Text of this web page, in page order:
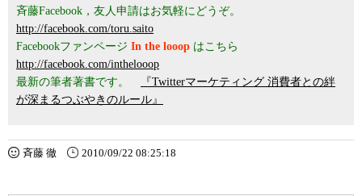
斉藤Facebook，友人申請はお気軽にどうぞ。
http://facebook.com/toru.saito
Facebookファンページ In the looop はこちら
http://facebook.com/inthelooop
最新の筆者著書です。
『Twitterマーケティング 消費者との絆
が深まるつぶやきのルール』
斉藤 徹 2010/09/22 08:25:18